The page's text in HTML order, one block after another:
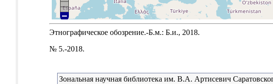
Этнографическое обозрение.-Б.м.: Б.и., 2018.
№ 5.-2018.
Зональная научная библиотека им. В.А. Артисевич